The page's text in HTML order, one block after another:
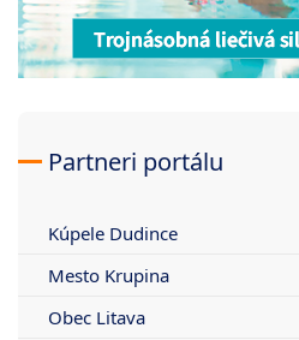
Partneri portálu
Kúpele Dudince
Mesto Krupina
Obec Litava